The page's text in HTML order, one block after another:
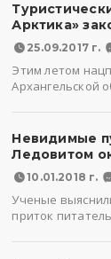
Арктика»
25.09.2017 г.
Этим летом
Архангельской
Невидимые
Ледовитом
10.01.2018 г.
Ученые
приток